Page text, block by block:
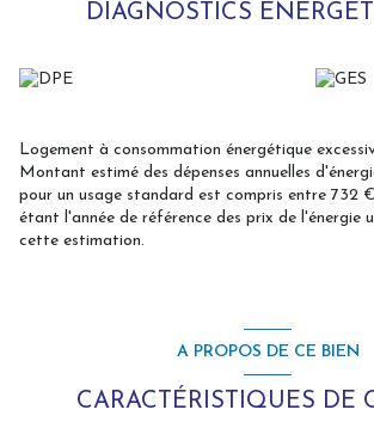
DIAGNOSTICS
Logement à consommation énergétique
Montant estimé des dépenses annuelles
pour un usage standard est compris entre 732
étant l'année de référence des prix de l'énergie
cette estimation.
A PROPOS DE CE BIEN
CARACTÉRISTIQUES DE